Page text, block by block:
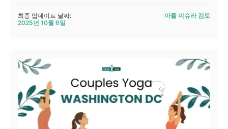
최종 업데이트 날짜:
2025년 10월 6일
아툴 미슈라 검토